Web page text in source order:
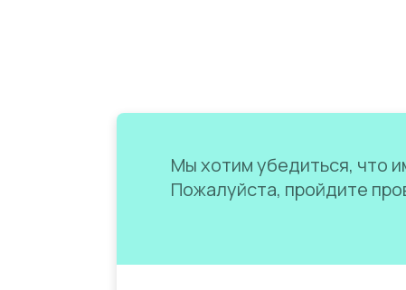
Мы хотим убедиться, что
Пожалуйста, пройдите